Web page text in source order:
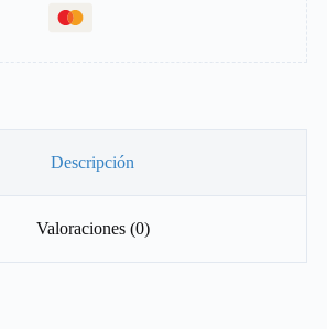
Descripción
Valoraciones (0)